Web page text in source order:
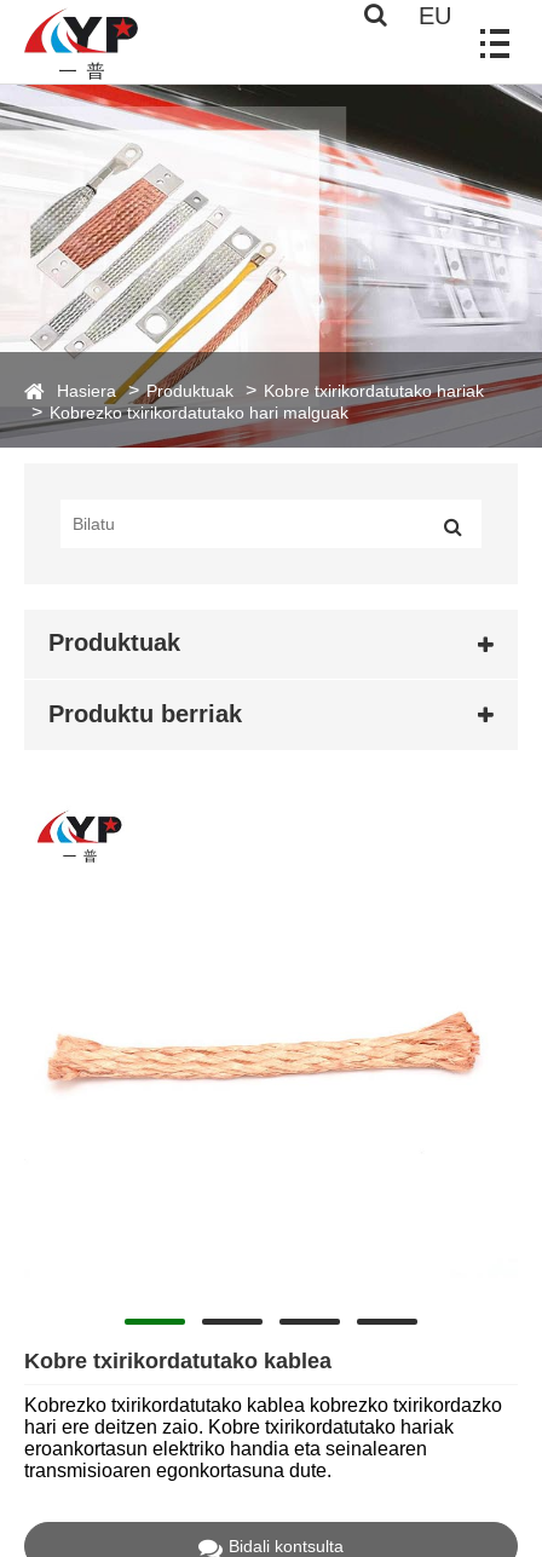
EU
Hasiera Produktuak
Kobre txirikordatutako hariak
Kobrezko txirikordatutako hari malguak
Produktuak
Produktu berriak
Kobre txirikordatutako kablea
Kobrezko txirikordatutako kablea kobrezko txirikordazko
hari ere deitzen zaio. Kobre txirikordatutako hariak
eroankortasun elektriko handia eta seinalearen
transmisioaren egonkortasuna dute.
Bidali kontsulta